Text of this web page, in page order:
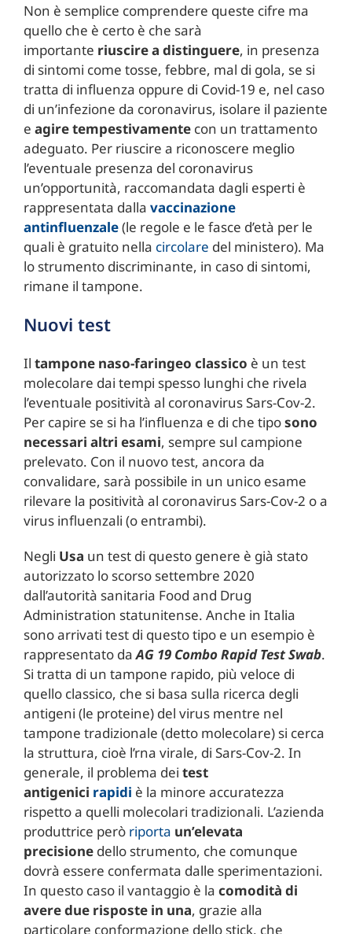
Non è semplice comprendere queste cifre ma
quello che è certo è che sarà
importante riuscire a distinguere, in presenza
di sintomi come tosse, febbre, mal di gola, se si
tratta di influenza oppure di Covid-19 e, nel caso
di un’infezione da coronavirus, isolare il paziente
e agire tempestivamentecon un trattamento
adeguato. Per riuscire a riconoscere meglio
l’eventuale presenza del coronavirus
un’opportunità, raccomandata dagli esperti è
rappresentata dalla vaccinazione
antinfluenzale(le regole e le fasce d’età per le
quali è gratuito nella circolare del ministero). Ma
lo strumento discriminante, in caso di sintomi,
rimane il tampone.
Nuovi test
Il tampone naso-faringeo classico è un test
molecolare dai tempi spesso lunghi che rivela
l’eventuale positività al coronavirus Sars-Cov-2.
Per capire se si ha l’influenza e di che tiposono
necessari altri esami, sempre sul campione
prelevato. Con il nuovo test, ancora da
convalidare, sarà possibile in un unico esame
rilevare la positività al coronavirus Sars-Cov-2 o a
virus influenzali (o entrambi).
Negli Usa un test di questo genere è già stato
autorizzato lo scorso settembre 2020
dall’autorità sanitaria Food and Drug
Administration statunitense. Anche in Italia
sono arrivati test di questo tipo e un esempio è
rappresentato daAG 19 Combo Rapid Test Swab.
Si tratta di un tampone rapido, più veloce di
quello classico, che si basa sulla ricerca degli
antigeni (le proteine) del virus mentre nel
tampone tradizionale (detto molecolare) si cerca
la struttura, cioè l’rna virale, di Sars-Cov-2. In
generale, il problema dei test
antigenici rapidi è la minore accuratezza
rispetto a quelli molecolari tradizionali. L’azienda
produttrice però riporta un’elevata
precisionedello strumento, che comunque
dovrà essere confermata dalle sperimentazioni.
In questo caso il vantaggio è la comodità di
avere due risposte in una, grazie alla
particolare conformazione dello stick, che